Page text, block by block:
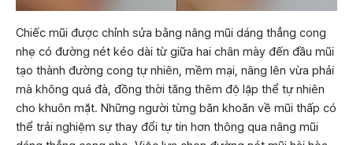
Chiếc mũi được chỉnh sửa bằng nâng mũi dáng thẳng cong
nhẹ có đường nét kéo dài từ giữa hai chân mày đến đầu mũi
tạo thành đường cong tự nhiên, mềm mại, nâng lên vừa phải
mà không quá đà, đồng thời tăng thêm độ lập thể tự nhiên
cho khuôn mặt. Những người từng băn khoăn về mũi thấp có
thể trải nghiệm sự thay đổi tự tin hơn thông qua nâng mũi